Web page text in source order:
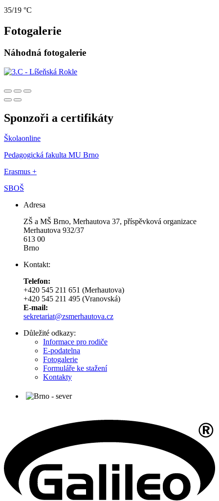
35/19 °C
Fotogalerie
Náhodná fotogalerie
Sponzoři a certifikáty
Školaonline
Pedagogická fakulta MU Brno
Erasmus +
SBOŠ
Adresa
ZŠ a MŠ Brno, Merhautova 37, příspěvková organizace
Merhautova 932/37
613 00
Brno
Kontakt:
Telefon:
+420 545 211 651 (Merhautova)
+420 545 211 495 (Vranovská)
E-mail:
sekretariat@zsmerhautova.cz
Důležité odkazy:
Informace pro rodiče
E-podatelna
Fotogalerie
Formuláře ke stažení
Kontakty